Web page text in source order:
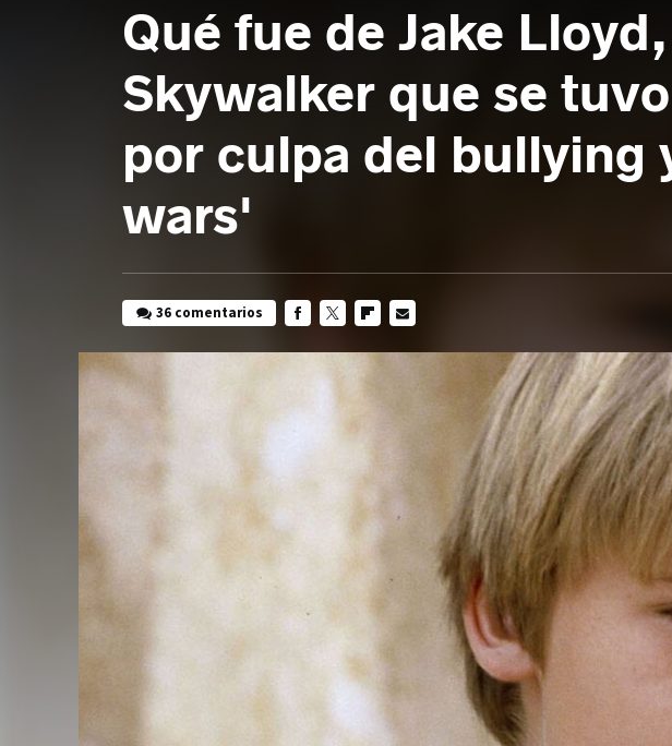
Qué fue de Jake
Skywalker que se
por culpa del bullying
wars'
36 comentarios